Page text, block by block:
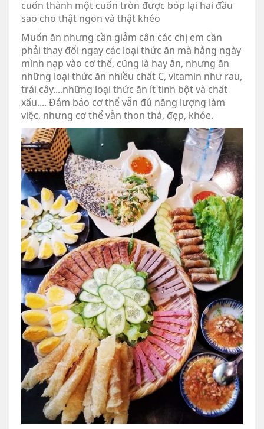
cuốn thành một cuốn tròn được bóp lại hai đầu
sao cho thật ngon và thật khéo
Muốn ăn nhưng cần giảm cân các chị em cần
phải thay đổi ngay các loại thức ăn mà hằng ngày
mình nạp vào cơ thể, cũng là hay ăn, nhưng ăn
những loại thức ăn nhiều chất C, vitamin như rau,
trái cây....những loại thức ăn ít tinh bột và chất
xấu.... Đảm bảo cơ thể vẫn đủ năng lượng làm
việc, nhưng cơ thể vẫn thon thả, đẹp, khỏe.